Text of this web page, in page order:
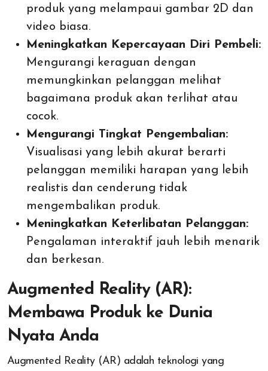
produk yang melampaui gambar 2D dan
video biasa.
Meningkatkan Kepercayaan Diri Pembeli:
Mengurangi keraguan dengan
memungkinkan pelanggan melihat
bagaimana produk akan terlihat atau
cocok.
Mengurangi Tingkat Pengembalian:
Visualisasi yang lebih akurat berarti
pelanggan memiliki harapan yang lebih
realistis dan cenderung tidak
mengembalikan produk.
Meningkatkan Keterlibatan Pelanggan:
Pengalaman interaktif jauh lebih menarik
dan berkesan.
Augmented Reality (AR):
Membawa Produk ke Dunia
Nyata Anda
Augmented Reality (AR) adalah teknologi yang